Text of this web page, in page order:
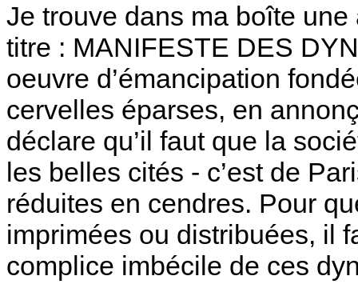
Je trouve dans ma boîte
titre : MANIFESTE DES
oeuvre d’émancipation
cervelles éparses, en
déclare qu’il faut que la
les belles cités - c’est de
réduites en cendres. Pour
imprimées ou distribuées, il
complice imbécile de ces